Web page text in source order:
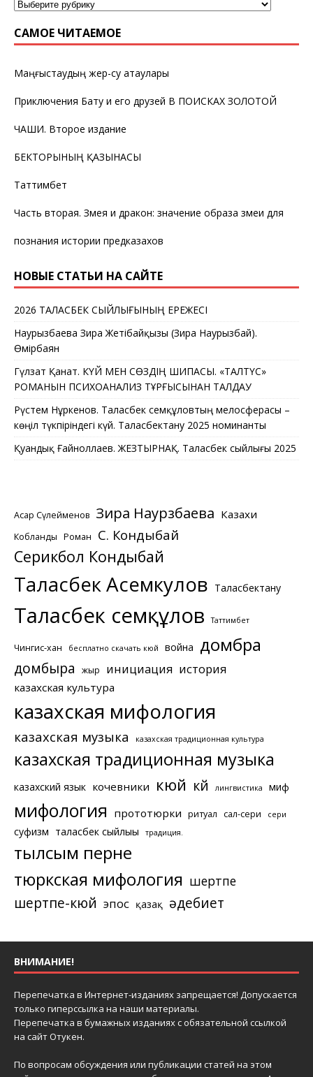
САМОЕ ЧИТАЕМОЕ
Маңғыстаудың жер-су атаулары
Приключения Бату и его друзей В ПОИСКАХ ЗОЛОТОЙ
ЧАШИ. Второе издание
БЕКТОРЫНЫҢ ҚАЗЫНАСЫ
Таттимбет
Часть вторая. Змея и дракон: значение образа змеи для
познания истории предказахов
НОВЫЕ СТАТЬИ НА САЙТЕ
2026 ТАЛАСБЕК СЫЙЛЫҒЫНЫҢ ЕРЕЖЕСІ
Наурызбаева Зира Жетібайқызы (Зира Наурызбай).
Өмірбаян
Гүлзат Қанат. КҮЙ МЕН СӨЗДІҢ ШИПАСЫ. «ТАЛТҮС»
РОМАНЫН ПСИХОАНАЛИЗ ТҰРҒЫСЫНАН ТАЛДАУ
Рүстем Нұркенов. Таласбек Әсемқұловтың мелосферасы –
көңіл түкпіріндегі күй. Таласбектану 2025 номинанты
Қуандық Ғайноллаев. ЖЕЗТЫРНАҚ. Таласбек сыйлығы 2025
Асқар Сүлейменов Зира Наурзбаева Казахи
Кобланды Роман С. Кондыбай
Серикбол Кондыбай
Таласбек Асемкулов Таласбектану
Таласбек Әсемқұлов Таттимбет
Чингис-хан бесплатно скачать кюй война домбра
домбыра жыр инициация история
казахская культура
казахская мифология
казахская музыка казахская традиционная культура
казахская традиционная музыка
казахский язык кочевники кюй күй лингвистика миф
мифология прототюрки ритуал сал-сери сери
суфизм таласбек сыйлығы традиция.
тылсым перне
тюркская мифология шертпе
шертпе-кюй эпос қазақ әдебиет
ВНИМАНИЕ!
Перепечатка в Интернет-изданиях запрещается! Допускается
только гиперссылка на наши материалы.
Перепечатка в бумажных изданиях с обязательной ссылкой
на сайт Отукен.
По вопросам обсуждения или публикации статей на этом